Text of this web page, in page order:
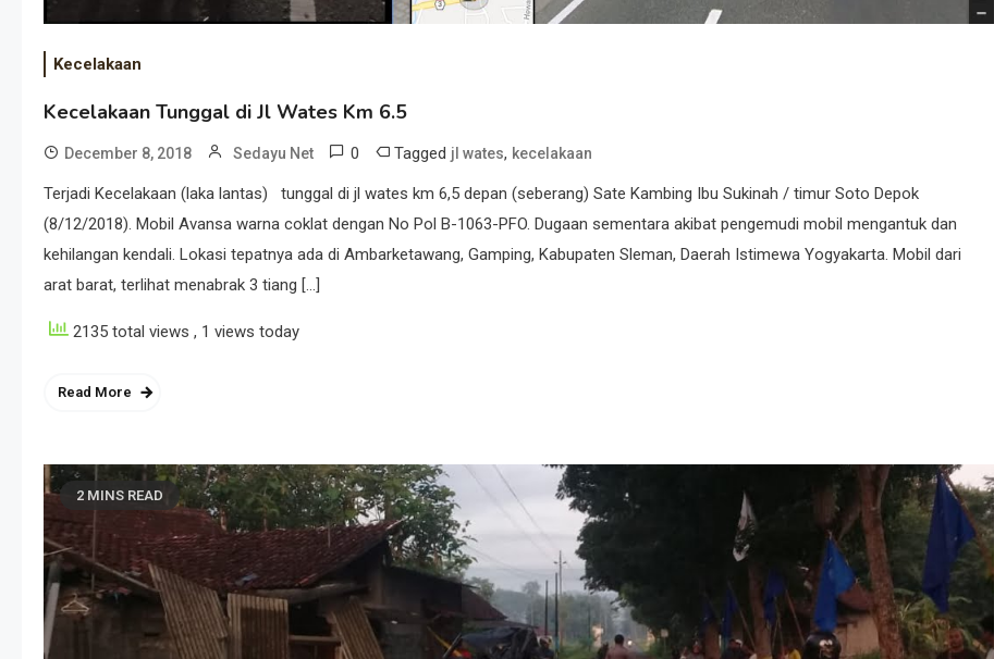
Kecelakaan
Kecelakaan Tunggal di Jl Wates Km 6.5
December 8, 2018 Sedayu Net 0 Tagged jl wates, kecelakaan
Terjadi Kecelakaan (laka lantas) tunggal di jl wates km 6,5 depan (seberang) Sate Kambing Ibu Sukinah / timur Soto Depok
(8/12/2018). Mobil Avansa warna coklat dengan No Pol B-1063-PFO. Dugaan sementara akibat pengemudi mobil mengantuk dan
kehilangan kendali. Lokasi tepatnya ada di Ambarketawang, Gamping, Kabupaten Sleman, Daerah Istimewa Yogyakarta. Mobil dari
arat barat, terlihat menabrak 3 tiang […]
2135 total views , 1 views today
Read More
2 MINS READ